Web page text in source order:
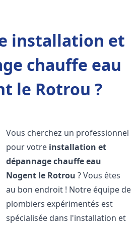
installation et
chauffe eau
le Rotrou ?
Vous cherchez un professionnel
pour votre installation et
dépannage chauffe eau
Nogent le Rotrou ? Vous êtes
au bon endroit ! Notre équipe de
plombiers expérimentés est
spécialisée dans l'installation et